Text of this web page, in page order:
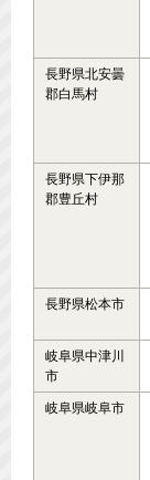
長野県北安曇
郡白馬村
長野県下伊那
郡豊丘村
長野県松本市
岐阜県中津川
市
岐阜県岐阜市